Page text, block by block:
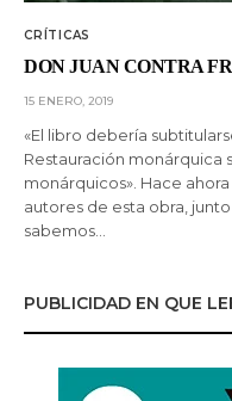
CRÍTICAS
DON JUAN CONTRA
15 ENERO, 2019
«El libro debería
Restauración monárquica
monárquicos». Hace
autores de esta obra,
sabemos…
PUBLICIDAD EN QUE